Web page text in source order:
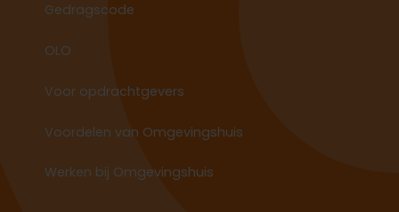
Gedragscode
OLO
Voor opdrachtgevers
Voordelen van Omgevingshuis
Werken bij Omgevingshuis